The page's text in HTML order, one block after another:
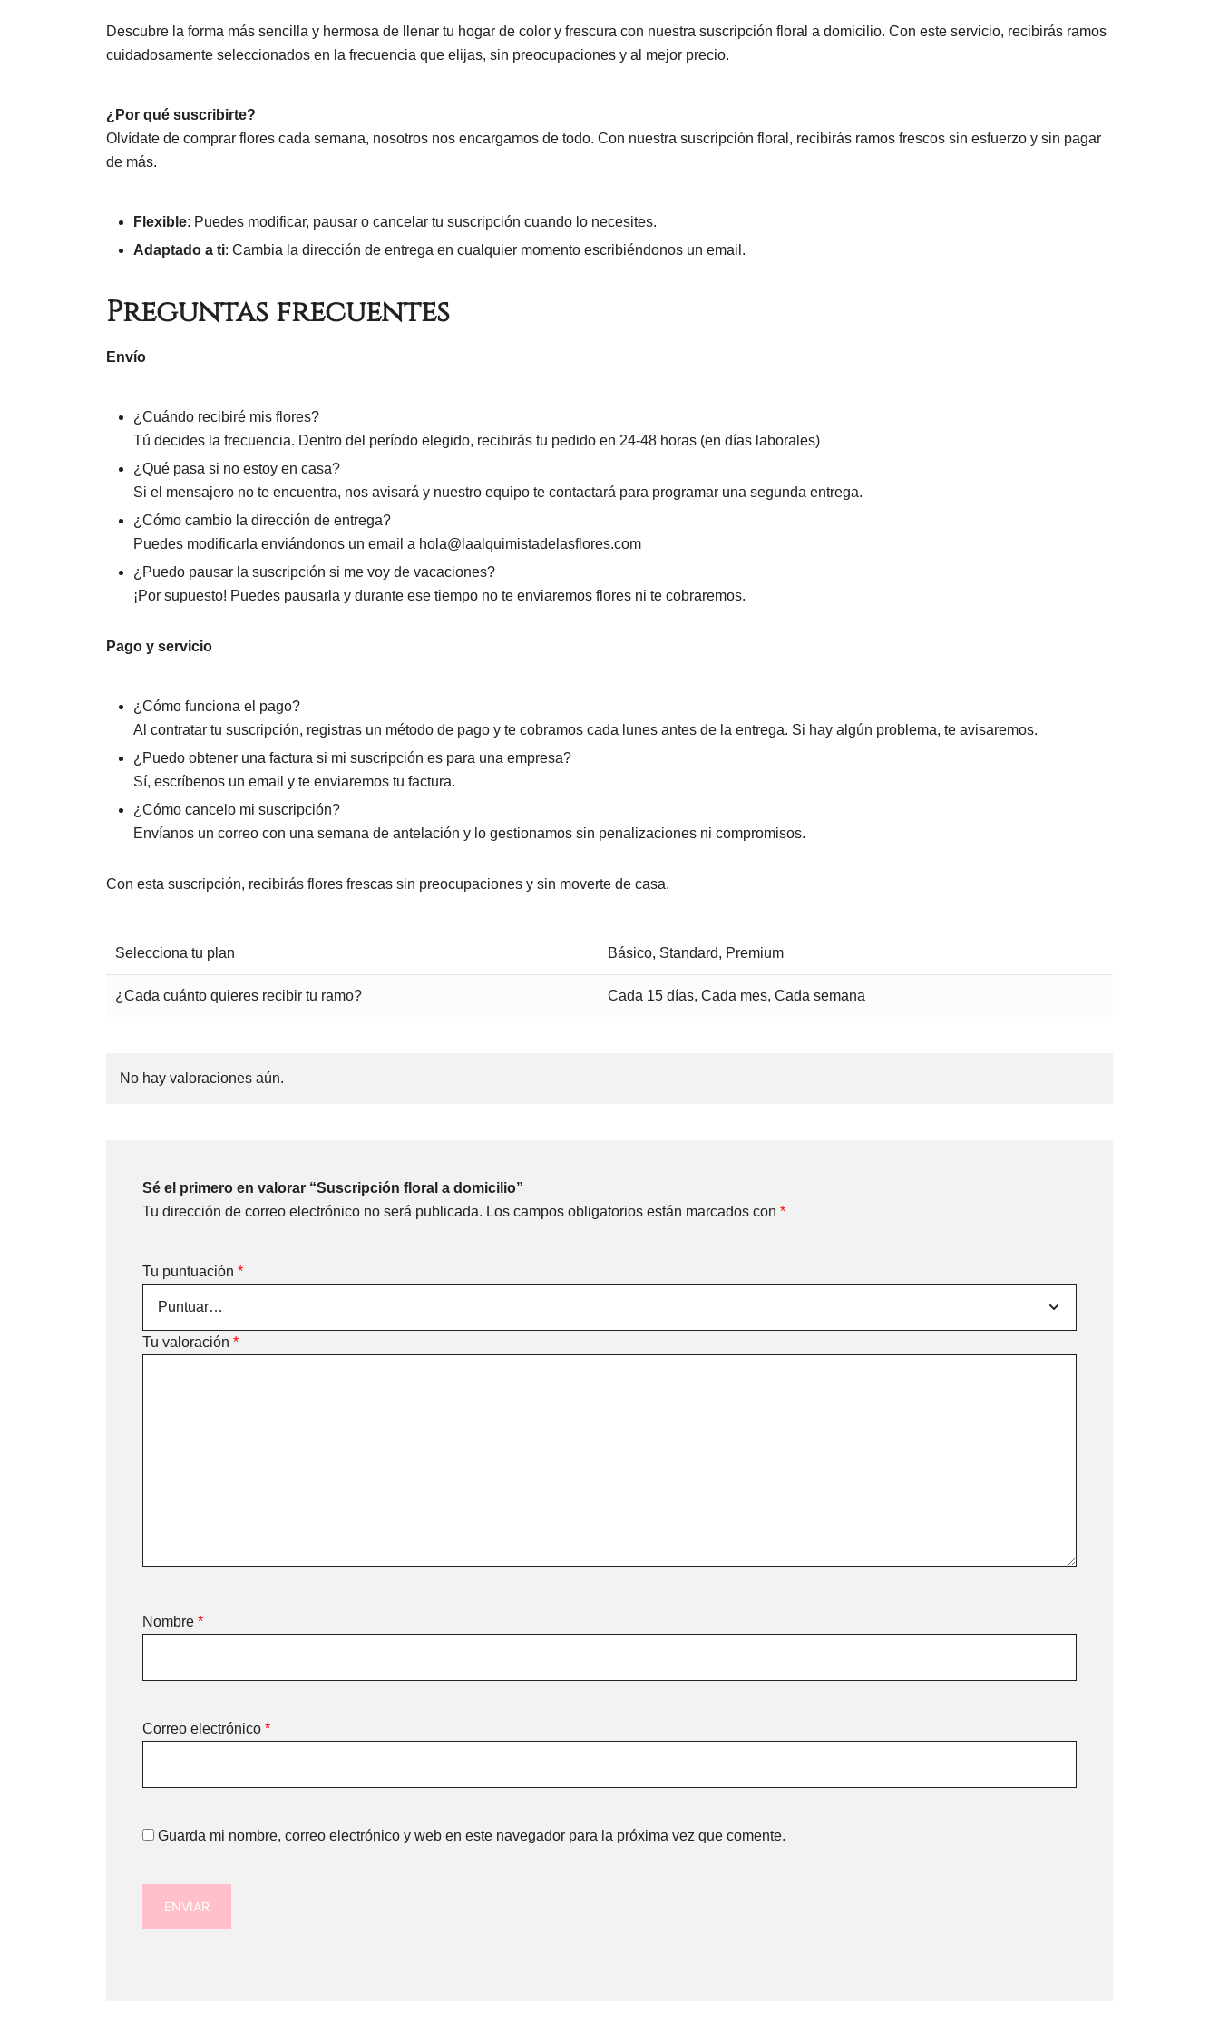
Descubre la forma más sencilla y hermosa de llenar tu hogar de color y frescura con nuestra suscripción floral a domicilio. Con este servicio, recibirás ramos
cuidadosamente seleccionados en la frecuencia que elijas, sin preocupaciones y al mejor precio.
¿Por qué suscribirte?
Olvídate de comprar flores cada semana, nosotros nos encargamos de todo. Con nuestra suscripción floral, recibirás ramos frescos sin esfuerzo y sin pagar
de más.
Flexible: Puedes modificar, pausar o cancelar tu suscripción cuando lo necesites.
Adaptado a ti: Cambia la dirección de entrega en cualquier momento escribiéndonos un email.
Preguntas frecuentes
Envío
¿Cuándo recibiré mis flores?
Tú decides la frecuencia. Dentro del período elegido, recibirás tu pedido en 24-48 horas (en días laborales)
¿Qué pasa si no estoy en casa?
Si el mensajero no te encuentra, nos avisará y nuestro equipo te contactará para programar una segunda entrega.
¿Cómo cambio la dirección de entrega?
Puedes modificarla enviándonos un email a hola@laalquimistadelasflores.com
¿Puedo pausar la suscripción si me voy de vacaciones?
¡Por supuesto! Puedes pausarla y durante ese tiempo no te enviaremos flores ni te cobraremos.
Pago y servicio
¿Cómo funciona el pago?
Al contratar tu suscripción, registras un método de pago y te cobramos cada lunes antes de la entrega. Si hay algún problema, te avisaremos.
¿Puedo obtener una factura si mi suscripción es para una empresa?
Sí, escríbenos un email y te enviaremos tu factura.
¿Cómo cancelo mi suscripción?
Envíanos un correo con una semana de antelación y lo gestionamos sin penalizaciones ni compromisos.
Con esta suscripción, recibirás flores frescas sin preocupaciones y sin moverte de casa.
Selecciona tu plan Básico, Standard, Premium
¿Cada cuánto quieres recibir tu ramo? Cada 15 días, Cada mes, Cada semana
No hay valoraciones aún.
Sé el primero en valorar “Suscripción floral a domicilio”
Tu dirección de correo electrónico no será publicada. Los campos obligatorios están marcados con *
Tu puntuación *
Tu valoración *
Nombre *
Correo electrónico *
Guarda mi nombre, correo electrónico y web en este navegador para la próxima vez que comente.